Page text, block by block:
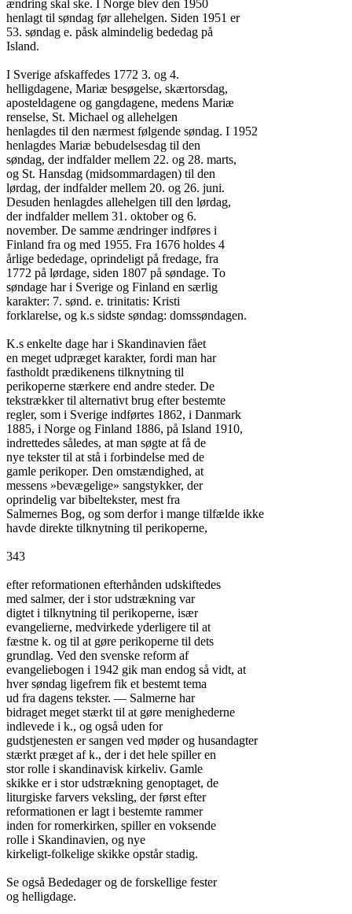
ændring skal ske. I Norge blev den 1950
henlagt til søndag før allehelgen. Siden 1951 er
53. søndag e. påsk almindelig bededag på
Island.
I Sverige afskaffedes 1772 3. og 4.
helligdagene, Mariæ besøgelse, skærtorsdag,
aposteldagene og gangdagene, medens Mariæ
renselse, St. Michael og allehelgen
henlagdes til den nærmest følgende søndag. I 1952
henlagdes Mariæ bebudelsesdag til den
søndag, der indfalder mellem 22. og 28. marts,
og St. Hansdag (midsommardagen) til den
lørdag, der indfalder mellem 20. og 26. juni.
Desuden henlagdes allehelgen till den lørdag,
der indfalder mellem 31. oktober og 6.
november. De samme ændringer indføres i
Finland fra og med 1955. Fra 1676 holdes 4
årlige bededage, oprindeligt på fredage, fra
1772 på lørdage, siden 1807 på søndage. To
søndage har i Sverige og Finland en særlig
karakter: 7. sønd. e. trinitatis: Kristi
forklarelse, og k.s sidste søndag: domssøndagen.
K.s enkelte dage har i Skandinavien fået
en meget udpræget karakter, fordi man har
fastholdt prædikenens tilknytning til
perikoperne stærkere end andre steder. De
tekstrækker til alternativt brug efter bestemte
regler, som i Sverige indførtes 1862, i Danmark
1885, i Norge og Finland 1886, på Island 1910,
indrettedes således, at man søgte at få de
nye tekster til at stå i forbindelse med de
gamle perikoper. Den omstændighed, at
messens »bevægelige» sangstykker, der
oprindelig var bibeltekster, mest fra
Salmernes Bog, og som derfor i mange tilfælde ikke
havde direkte tilknytning til perikoperne,
343
efter reformationen efterhånden udskiftedes
med salmer, der i stor udstrækning var
digtet i tilknytning til perikoperne, især
evangelierne, medvirkede yderligere til at
fæstne k. og til at gøre perikoperne til dets
grundlag. Ved den svenske reform af
evangeliebogen i 1942 gik man endog så vidt, at
hver søndag ligefrem fik et bestemt tema
ud fra dagens tekster. — Salmerne har
bidraget meget stærkt til at gøre menighederne
indlevede i k., og også uden for
gudstjenesten er sangen ved møder og husandagter
stærkt præget af k., der i det hele spiller en
stor rolle i skandinavisk kirkeliv. Gamle
skikke er i stor udstrækning genoptaget, de
liturgiske farvers veksling, der først efter
reformationen er lagt i bestemte rammer
inden for romerkirken, spiller en voksende
rolle i Skandinavien, og nye
kirkeligt-folkelige skikke opstår stadig.
Se også Bededager og de forskellige fester
og helligdage.